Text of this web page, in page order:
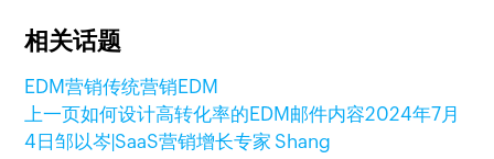
相关话题
EDM营销传统营销 EDM
上一页如何设计高转化率的EDM邮件内容2024年7月
4日邹以岑|SaaS营销增长专家 Shang